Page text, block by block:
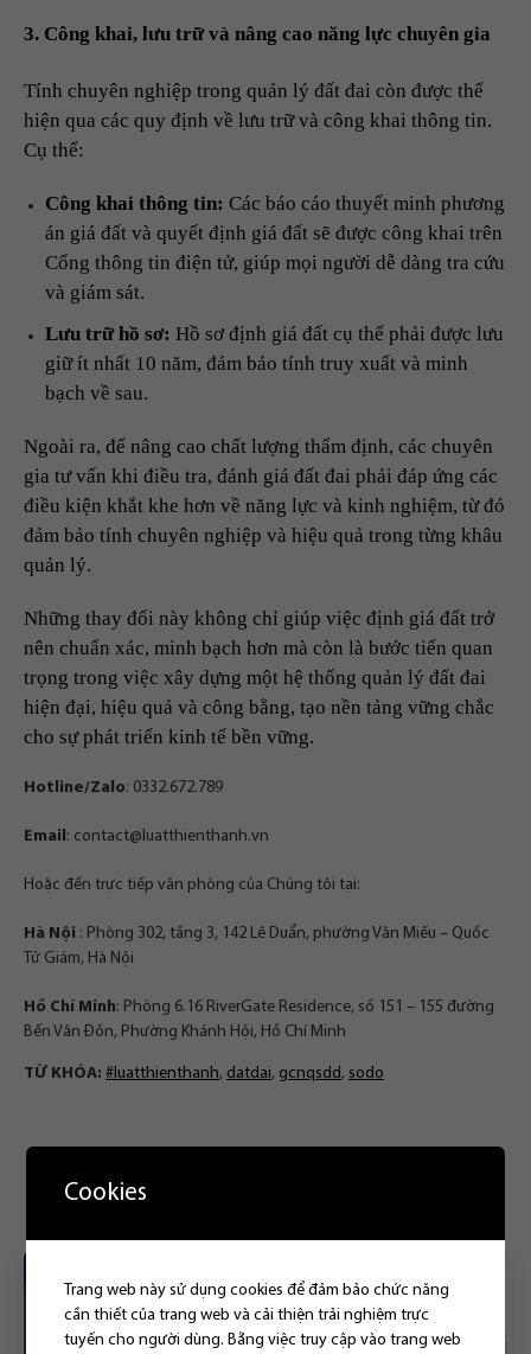
3. Công khai, lưu trữ và nâng cao năng lực chuyên gia
Tính chuyên nghiệp trong quản lý đất đai còn được thể
hiện qua các quy định về lưu trữ và công khai thông tin.
Cụ thể:
Công khai thông tin: Các báo cáo thuyết minh phương
án giá đất và quyết định giá đất sẽ được công khai trên
Cổng thông tin điện tử, giúp mọi người dễ dàng tra cứu
và giám sát.
Lưu trữ hồ sơ: Hồ sơ định giá đất cụ thể phải được lưu
giữ ít nhất 10 năm, đảm bảo tính truy xuất và minh
bạch về sau.
Ngoài ra, để nâng cao chất lượng thẩm định, các chuyên
gia tư vấn khi điều tra, đánh giá đất đai phải đáp ứng các
điều kiện khắt khe hơn về năng lực và kinh nghiệm, từ đó
đảm bảo tính chuyên nghiệp và hiệu quả trong từng khâu
quản lý.
Những thay đổi này không chỉ giúp việc định giá đất trở
nên chuẩn xác, minh bạch hơn mà còn là bước tiến quan
trọng trong việc xây dựng một hệ thống quản lý đất đai
hiện đại, hiệu quả và công bằng, tạo nền tảng vững chắc
cho sự phát triển kinh tế bền vững.
Hotline/Zalo: 0332.672.789
Email: contact@luatthienthanh.vn
Hoặc đến trực tiếp văn phòng của Chúng tôi tại:
Hà Nội : Phòng 302, tầng 3, 142 Lê Duẩn, phường Văn Miếu – Quốc
Tử Giám, Hà Nội
Hồ Chí Minh: Phòng 6.16 RiverGate Residence, số 151 – 155 đường
Bến Vân Đồn, Phường Khánh Hội, Hồ Chí Minh
TỪ KHÓA: #luatthienthanh, datdai, gcnqsdd, sodo
Bài viết liên quan
Cookies
Trang web này sử dụng cookies để đảm bảo chức năng
cần thiết của trang web và cải thiện trải nghiệm trực
tuyến cho người dùng. Bằng việc truy cập vào trang web